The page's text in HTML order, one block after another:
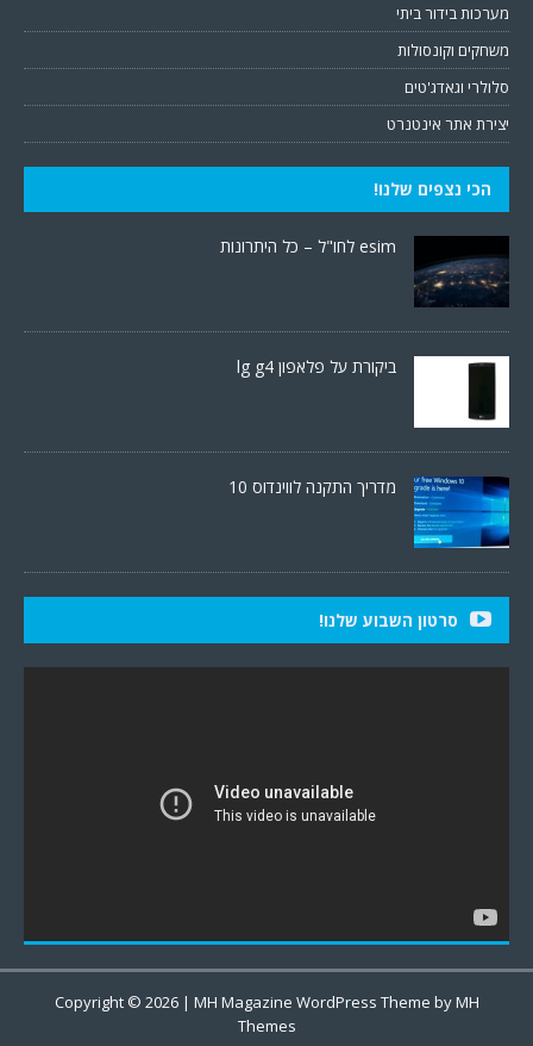
מערכות בידור ביתי
משחקים וקונסולות
סלולרי וגאדג'טים
יצירת אתר אינטנרט
הכי נצפים שלנו!
esim לחו"ל – כל היתרונות
ביקורת על פלאפון lg g4
מדריך התקנה לווינדוס 10
סרטון השבוע שלנו!
Copyright © 2026 | MH Magazine WordPress Theme byMH
Themes